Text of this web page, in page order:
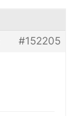
#152205